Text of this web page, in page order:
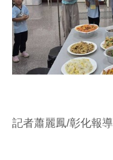
記者蕭麗鳳/彰化報導